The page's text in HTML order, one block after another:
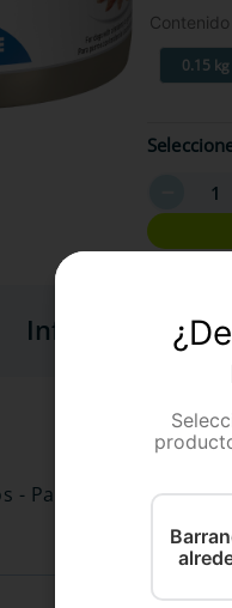
Contenido
0.15 kg
Información
Para perros adultos